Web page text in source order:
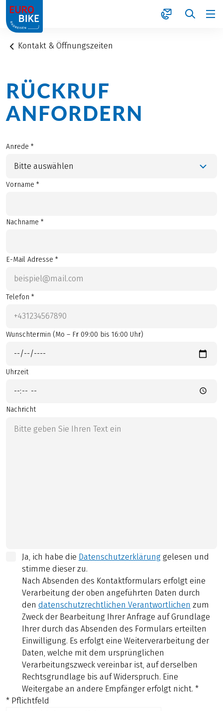
1
Kontakt & Öffnungszeiten
RÜCKRUF
ANFORDERN
Anrede *
Bitte auswählen
Vorname *
Nachname *
E-Mail Adresse *
Telefon *
Wunschtermin (Mo – Fr 09:00 bis 16:00 Uhr)
Uhrzeit
Nachricht
Ja, ich habe die Datenschutzerklärung gelesen und
stimme dieser zu.
Nach Absenden des Kontaktformulars erfolgt eine
Verarbeitung der oben angeführten Daten durch
den datenschutzrechtlichen Verantwortlichen zum
Zweck der Bearbeitung Ihrer Anfrage auf Grundlage
Ihrer durch das Absenden des Formulars erteilten
Einwilligung. Es erfolgt eine Weiterverarbeitung der
Daten, welche mit dem ursprünglichen
Verarbeitungszweck vereinbar ist, auf derselben
Rechtsgrundlage bis auf Widerspruch. Eine
Weitergabe an andere Empfänger erfolgt nicht. *
* Pflichtfeld